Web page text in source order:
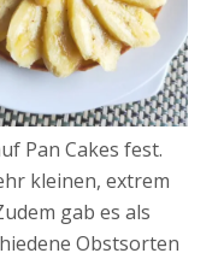
Pan Cakes fest.
kleinen, extrem
gab es als
Obstsorten